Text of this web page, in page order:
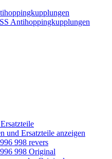
Antihoppingkupplungen
und Ersatzteile anzeigen
998 revers
998 Original